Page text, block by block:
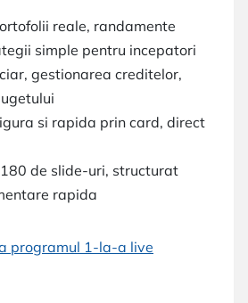
reale, randamente
simple pentru incepatori
gestionarea creditelor,
si rapida prin card, direct
de slide-uri, structurat
rapida
programul 1-la-a live